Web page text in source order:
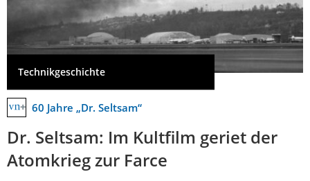
Technikgeschichte
60 Jahre „Dr. Seltsam“
Dr. Seltsam: Im Kultfilm geriet der
Atomkrieg zur Farce